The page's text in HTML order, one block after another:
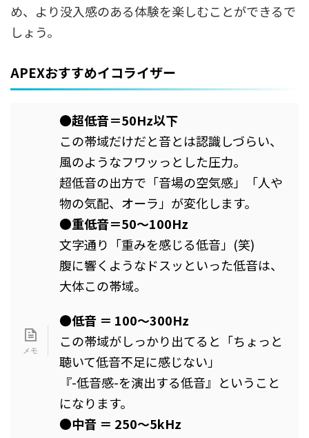
め、より没入感のある体験を楽しむことができるで
しょう。
APEXおすすめイコライザー
●超低音＝50Hz以下
この帯域だけだと音とは認識しづらい、
風のようなフワッっとした圧力。
超低音の出方で「音場の空気感」「人や
物の気配、オーラ」が変化します。
●重低音＝50～100Hz
文字通り「重みを感じる低音」(笑)
腹に響くようなドスッといった低音は、
大体この帯域。
●低音 ＝ 100～300Hz
この帯域がしっかり出てると「ちょっと
聴いて低音不足に感じない」
『-低音感-を演出する低音』ということ
になります。
●中音 ＝ 250～5kHz